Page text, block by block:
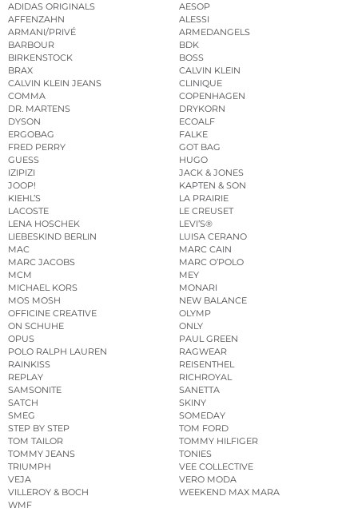
ADIDAS ORIGINALS
AESOP
AFFENZAHN
ALESSI
ARMANI/PRIVÉ
ARMEDANGELS
BARBOUR
BDK
BIRKENSTOCK
BOSS
BRAX
CALVIN KLEIN
CALVIN KLEIN JEANS
CLINIQUE
COMMA
COPENHAGEN
DR. MARTENS
DRYKORN
DYSON
ECOALF
ERGOBAG
FALKE
FRED PERRY
GOT BAG
GUESS
HUGO
IZIPIZI
JACK & JONES
JOOP!
KAPTEN & SON
KIEHL’S
LA PRAIRIE
LACOSTE
LE CREUSET
LENA HOSCHEK
LEVI’S®
LIEBESKIND BERLIN
LUISA CERANO
MAC
MARC CAIN
MARC JACOBS
MARC O’POLO
MCM
MEY
MICHAEL KORS
MONARI
MOS MOSH
NEW BALANCE
OFFICINE CREATIVE
OLYMP
ON SCHUHE
ONLY
OPUS
PAUL GREEN
POLO RALPH LAUREN
RAGWEAR
RAINKISS
REISENTHEL
REPLAY
RICHROYAL
SAMSONITE
SANETTA
SATCH
SKINY
SMEG
SOMEDAY
STEP BY STEP
TOM FORD
TOM TAILOR
TOMMY HILFIGER
TOMMY JEANS
TONIES
TRIUMPH
VEE COLLECTIVE
VEJA
VERO MODA
VILLEROY & BOCH
WEEKEND MAX MARA
WMF